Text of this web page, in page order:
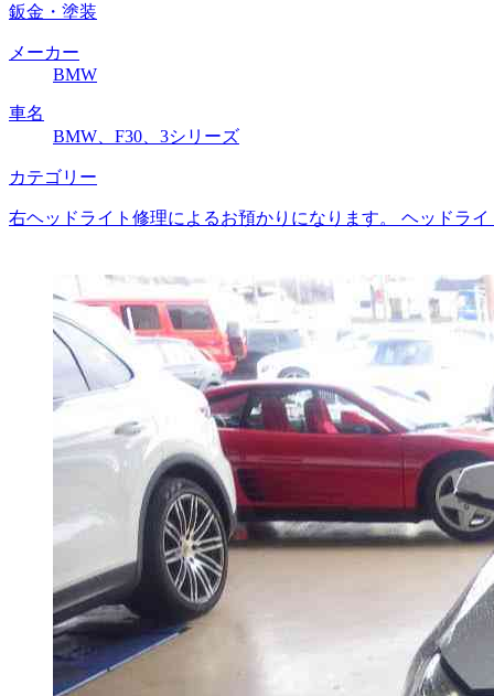
鈑金・塗装
メーカー
BMW
車名
BMW、F30、3シリーズ
カテゴリー
右ヘッドライト修理によるお預かりになります。 ヘッドラ